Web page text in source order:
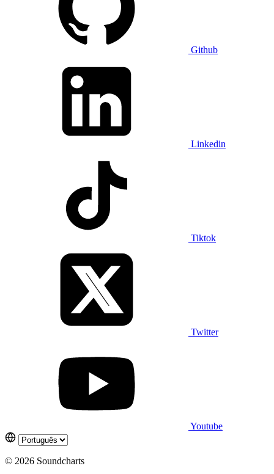
Github
Linkedin
Tiktok
Twitter
Youtube
© 2026 Soundcharts